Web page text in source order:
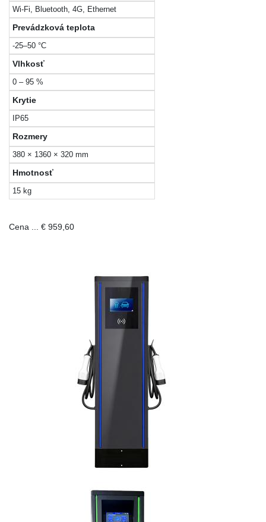
Wi-Fi, Bluetooth, 4G, Ethernet
Prevádzková teplota
-25–50 °C
Vlhkosť
0 – 95 %
Krytie
IP65
Rozmery
380 × 1360 × 320 mm
Hmotnosť
15 kg
Cena ... € 959,60